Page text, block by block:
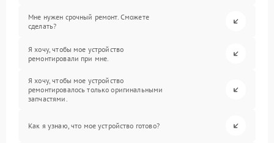
Мне нужен срочный ремонт. Сможете
сделать?
Я хочу, чтобы мое устройство
ремонтировали при мне.
Я хочу, чтобы мое устройство
ремонтировалось только оригинальными
запчастями.
Как я узнаю, что мое устройство готово?